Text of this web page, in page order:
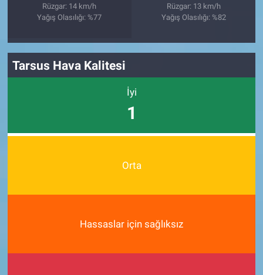
Rüzgar: 14 km/h
Yağış Olasılığı: %77
Rüzgar: 13 km/h
Yağış Olasılığı: %82
Tarsus Hava Kalitesi
İyi
1
Orta
Hassaslar için sağlıksız